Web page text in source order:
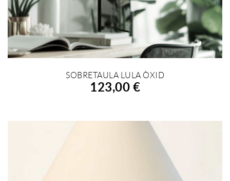
AFEGIR A LA COMPRA
SOBRETAULA LULA ÒXID
123,00 €